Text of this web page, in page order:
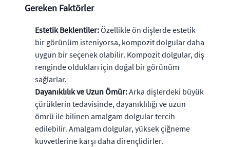
Gereken Faktörler
Estetik Beklentiler:Özellikle ön dişlerde estetik
bir görünüm isteniyorsa, kompozit dolgular daha
uygun bir seçenek olabilir. Kompozit dolgular, diş
renginde oldukları için doğal bir görünüm
sağlarlar.
Dayanıklılık ve Uzun Ömür:Arka dişlerdeki büyük
çürüklerin tedavisinde, dayanıklılığı ve uzun
ömrü ile bilinen amalgam dolgular tercih
edilebilir. Amalgam dolgular, yüksek çiğneme
kuvvetlerine karşı daha dirençlidirler.